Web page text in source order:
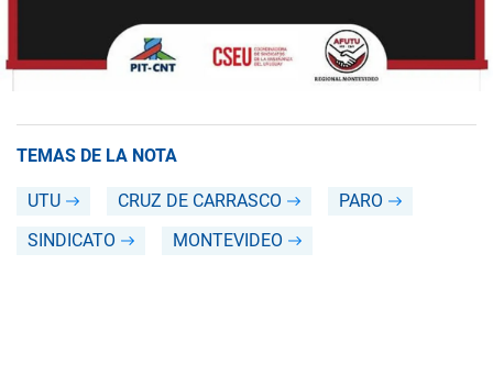
TEMAS DE LA NOTA
UTU CRUZ DE CARRASCO
PARO
SINDICATO
MONTEVIDEO